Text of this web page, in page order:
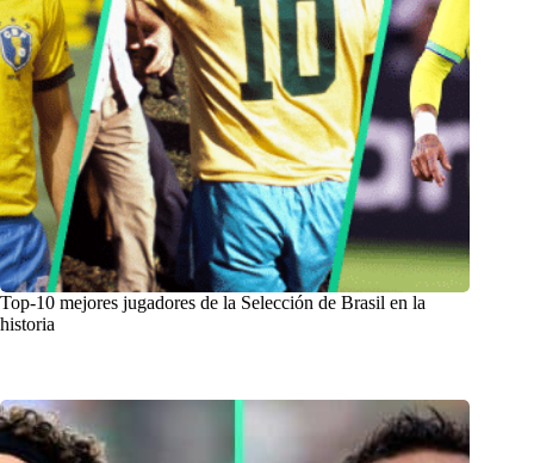
Top-10 mejores jugadores de la Selección de Brasil en la
historia